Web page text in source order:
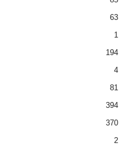
63
1
194
4
81
394
370
2